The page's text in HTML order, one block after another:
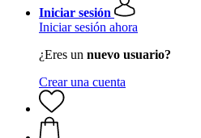
Iniciar sesión
Iniciar sesión ahora
¿Eres un nuevo usuario?
Crear una cuenta